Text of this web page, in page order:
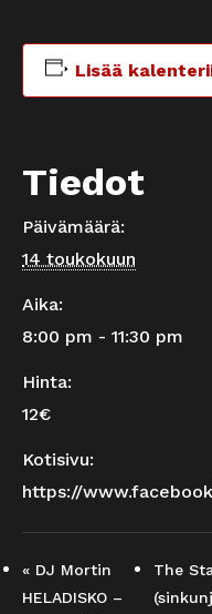
Lisää
Tiedot
Päivämäärä:
14 toukokuun
Aika:
8:00 pm - 11:30 pm
Hinta:
12€
Kotisivu:
https://
« DJ Mortin
HELADISKO –
The